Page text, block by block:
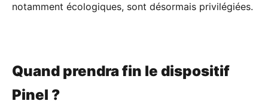
notamment écologiques, sont désormais privilégiées.
Quand prendra fin le dispositif
Pinel ?